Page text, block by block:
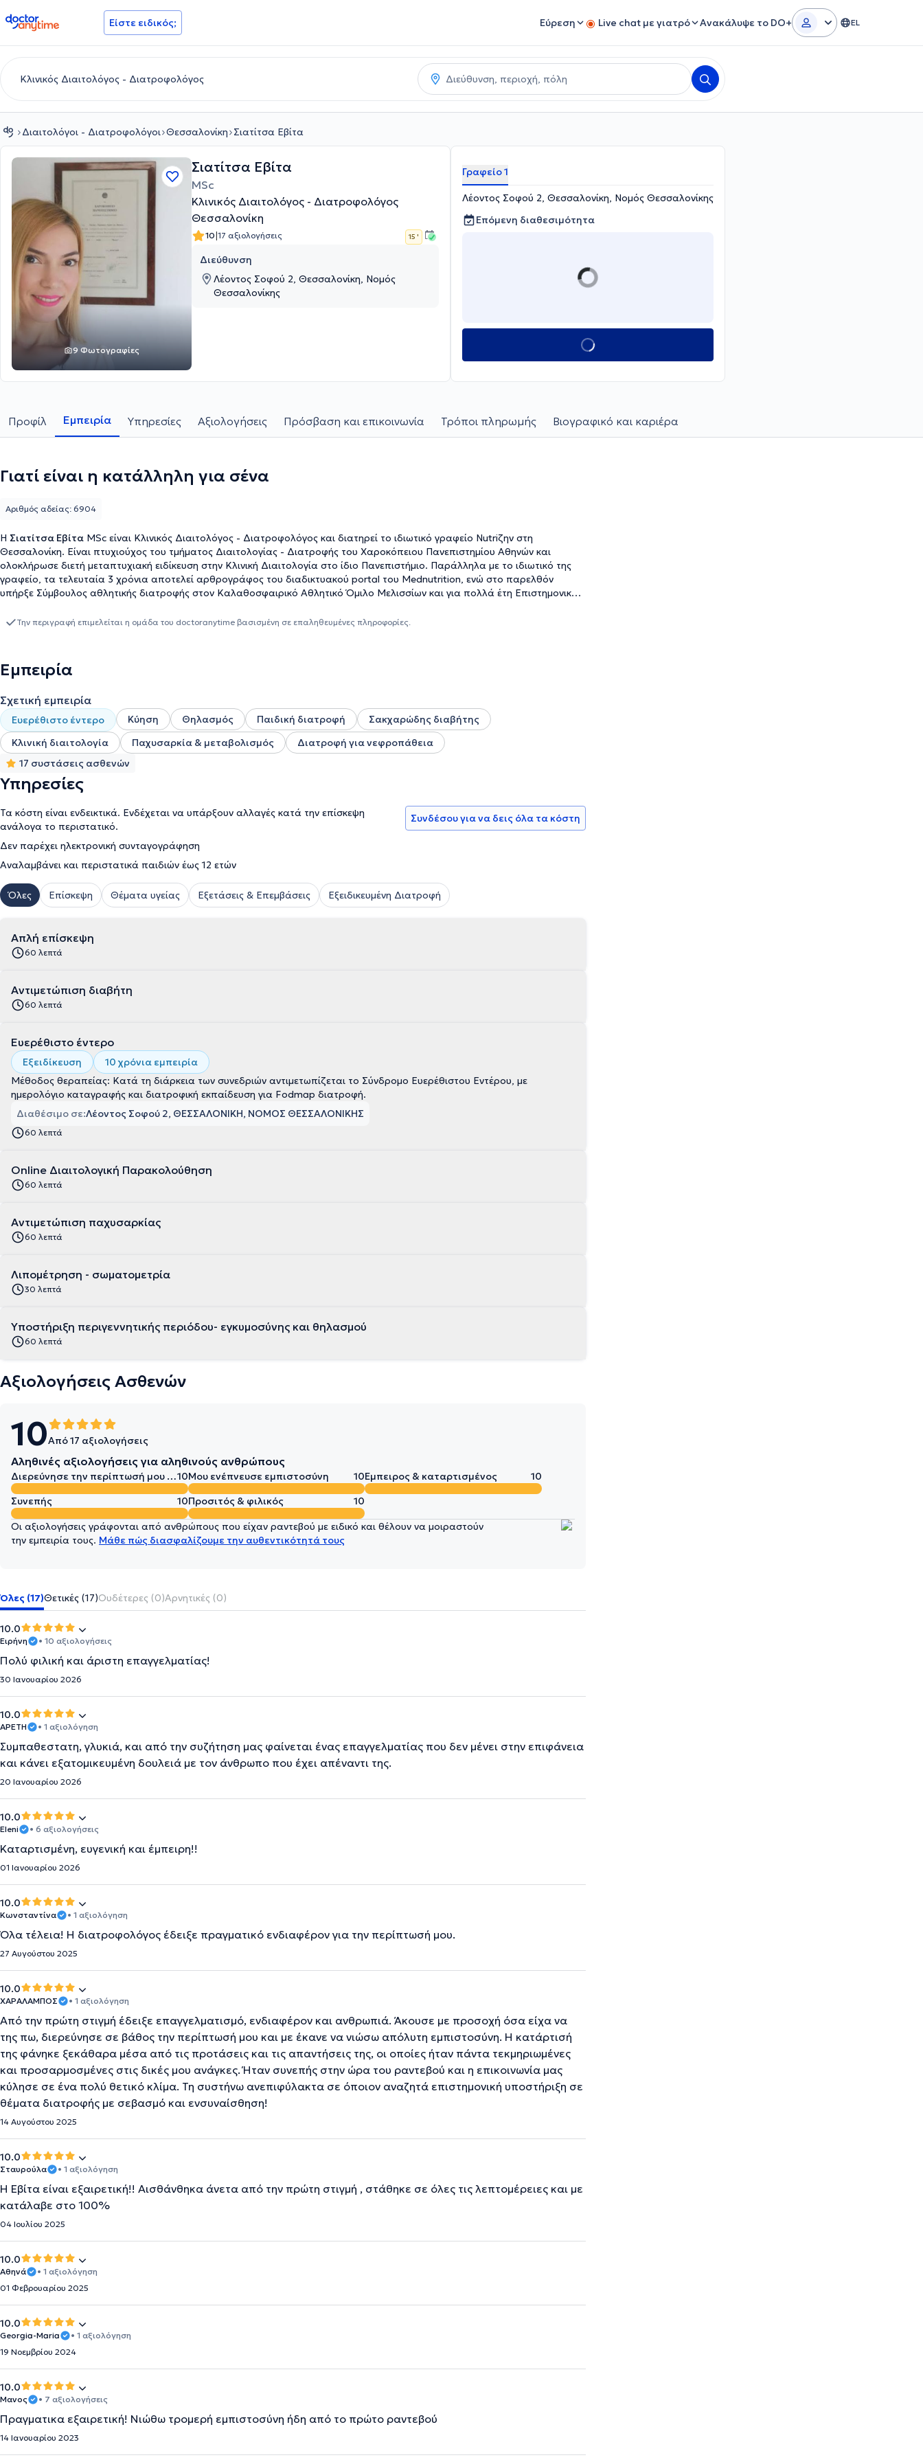
doctoranytime Είστε ειδικός; Εύρεση Live chat με γιατρό Ανακάλυψε το DO+ EL
Διαιτολόγοι - Διατροφολόγοι Θεσσαλονίκη Σιατίτσα Εβίτα
9 Φωτογραφίες
Σιατίτσα Εβίτα
MSc
Κλινικός Διαιτολόγος - Διατροφολόγος
Θεσσαλονίκη
10|17 αξιολογήσεις 15 '
Διεύθυνση
Λέοντος Σοφού 2, Θεσσαλονίκη, Νομός
Θεσσαλονίκης
Γραφείο 1
Λέοντος Σοφού 2, Θεσσαλονίκη, Νομός Θεσσαλονίκης
Επόμενη διαθεσιμότητα
Προφίλ Εμπειρία Υπηρεσίες Αξιολογήσεις Πρόσβαση και επικοινωνία Τρόποι πληρωμής Βιογραφικό και καριέρα
Γιατί είναι η κατάλληλη για σένα
Η Σιατίτσα Εβίτα MSc είναι Κλινικός Διαιτολόγος - Διατροφολόγος και διατηρεί το ιδιωτικό γραφείο Nutriζην στη
Θεσσαλονίκη. Είναι πτυχιούχος του τμήματος Διαιτολογίας - Διατροφής του Χαροκόπειου Πανεπιστημίου Αθηνών και
ολοκλήρωσε διετή μεταπτυχιακή ειδίκευση στην Κλινική Διαιτολογία στο ίδιο Πανεπιστήμιο. Παράλληλα με το ιδιωτικό της
γραφείο, τα τελευταία 3 χρόνια αποτελεί αρθρογράφος του διαδικτυακού portal του Mednutrition, ενώ στο παρελθόν
υπήρξε Σύμβουλος αθλητικής διατροφής στον Καλαθοσφαιρικό Αθλητικό Όμιλο Μελισσίων και για πολλά έτη Επιστημονικός
αναφερθεί, πως ολοκλήρωσε την πρακτική της άσκηση στα μεγαλύτερα νοσοκομεία της Αθήνας, όπως το Γενικό Νοσοκομείο
ιδιαιτερότητες, στο πρόγραμμα της καθημερινότητας αλλά και στο προσωπικό γούστο του καθενός, διαμορφώνει το
πρόγραμμα διατροφής που ανταποκρίνεται καλύτερα στις ανάγκες του καθενός.
Αριθμός αδείας: 6904
Την περιγραφή επιμελείται η ομάδα του doctoranytime βασισμένη σε επαληθευμένες πληροφορίες.
Εμπειρία
Σχετική εμπειρία
Ευερέθιστο έντερο Κύηση Θηλασμός Παιδική διατροφή
Σακχαρώδης διαβήτης
Κλινική διαιτολογία
Παχυσαρκία & μεταβολισμός
Διατροφή για νεφροπάθεια
17 συστάσεις ασθενών
Υπηρεσίες
Τα κόστη είναι ενδεικτικά. Ενδέχεται να υπάρξουν αλλαγές κατά την επίσκεψη
ανάλογα το περιστατικό.
Δεν παρέχει ηλεκτρονική συνταγογράφηση
Αναλαμβάνει και περιστατικά παιδιών έως 12 ετών
Συνδέσου για να δεις όλα τα κόστη
Όλες Επίσκεψη Θέματα υγείας Εξετάσεις & Επεμβάσεις Εξειδικευμένη Διατροφή
Απλή επίσκεψη
60 λεπτά
Αντιμετώπιση διαβήτη
60 λεπτά
Ευερέθιστο έντερο
Εξειδίκευση
10 χρόνια εμπειρία
Μέθοδος θεραπείας: Κατά τη διάρκεια των συνεδριών αντιμετωπίζεται το Σύνδρομο Ευερέθιστου Εντέρου, με
ημερολόγιο καταγραφής και διατροφική εκπαίδευση για Fodmap διατροφή.
Διαθέσιμο σε:Λέοντος Σοφού 2, ΘΕΣΣΑΛΟΝΙΚΗ, ΝΟΜΟΣ ΘΕΣΣΑΛΟΝΙΚΗΣ
60 λεπτά
Online Διαιτολογική Παρακολούθηση
60 λεπτά
Αντιμετώπιση παχυσαρκίας
60 λεπτά
Λιπομέτρηση - σωματομετρία
30 λεπτά
Υποστήριξη περιγεννητικής περιόδου- εγκυμοσύνης και θηλασμού
60 λεπτά
Αξιολογήσεις Ασθενών
10Από 17 αξιολογήσεις
Αληθινές αξιολογήσεις για αληθινούς ανθρώπους
Διερεύνησε την περίπτωσή μου σε βάθος10Μου ενέπνευσε εμπιστοσύνη 10Έμπειρος & καταρτισμένος
10
Συνεπής
10Προσιτός & φιλικός 10
Οι αξιολογήσεις γράφονται από ανθρώπους που είχαν ραντεβού με ειδικό και θέλουν να μοιραστούν
την εμπειρία τους. Μάθε πώς διασφαλίζουμε την αυθεντικότητά τους
Όλες (17)Θετικές (17)Ουδέτερες (0)Αρνητικές (0)
10.0
Ειρήνη • 10 αξιολογήσεις
Πολύ φιλική και άριστη επαγγελματίας!
30 Ιανουαρίου 2026
10.0
ΑΡΕΤΗ • 1 αξιολόγηση
Συμπαθεστατη, γλυκιά, και από την συζήτηση μας φαίνεται ένας επαγγελματίας που δεν μένει στην επιφάνεια
και κάνει εξατομικευμένη δουλειά με τον άνθρωπο που έχει απέναντι της.
20 Ιανουαρίου 2026
10.0
Eleni • 6 αξιολογήσεις
Καταρτισμένη, ευγενική και έμπειρη!!
01 Ιανουαρίου 2026
10.0
Κωνσταντίνα • 1 αξιολόγηση
Όλα τέλεια! Η διατροφολόγος έδειξε πραγματικό ενδιαφέρον για την περίπτωσή μου.
27 Αυγούστου 2025
10.0
ΧΑΡΑΛΑΜΠΟΣ • 1 αξιολόγηση
Από την πρώτη στιγμή έδειξε επαγγελματισμό, ενδιαφέρον και ανθρωπιά. Άκουσε με προσοχή όσα είχα να
της πω, διερεύνησε σε βάθος την περίπτωσή μου και με έκανε να νιώσω απόλυτη εμπιστοσύνη. Η κατάρτισή
της φάνηκε ξεκάθαρα μέσα από τις προτάσεις και τις απαντήσεις της, οι οποίες ήταν πάντα τεκμηριωμένες
και προσαρμοσμένες στις δικές μου ανάγκες. Ήταν συνεπής στην ώρα του ραντεβού και η επικοινωνία μας
κύλησε σε ένα πολύ θετικό κλίμα. Τη συστήνω ανεπιφύλακτα σε όποιον αναζητά επιστημονική υποστήριξη σε
θέματα διατροφής με σεβασμό και ενσυναίσθηση!
14 Αυγούστου 2025
10.0
Σταυρούλα • 1 αξιολόγηση
Η Εβίτα είναι εξαιρετική!! Αισθάνθηκα άνετα από την πρώτη στιγμή , στάθηκε σε όλες τις λεπτομέρειες και με
κατάλαβε στο 100%
04 Ιουλίου 2025
10.0
Αθηνά
• 1 αξιολόγηση
01 Φεβρουαρίου 2025
10.0
Georgia-Maria
• 1 αξιολόγηση
19 Νοεμβρίου 2024
10.0
Μανος • 7 αξιολογήσεις
Πραγματικα εξαιρετική! Νιώθω τρομερή εμπιστοσύνη ήδη από το πρώτο ραντεβού
14 Ιανουαρίου 2023